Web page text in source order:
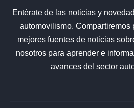
Entérate de las noticias y
automovilismo.
mejores fuentes de noticias
nosotros para aprender e
avances del sector